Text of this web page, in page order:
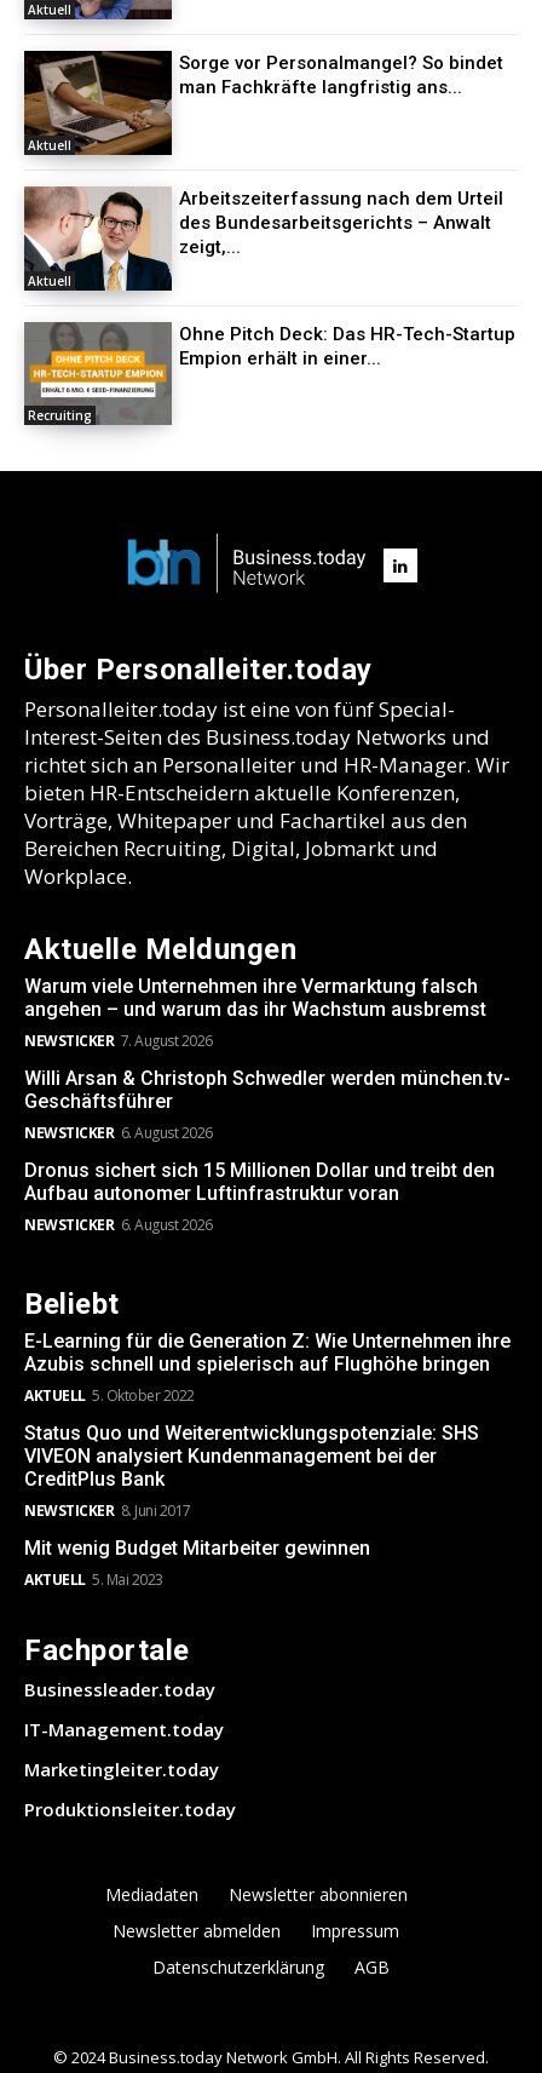
Aktuell
Aktuell
Sorge vor Personalmangel? So bindet
man Fachkräfte langfristig ans...
Aktuell
Arbeitszeiterfassung nach dem Urteil
des Bundesarbeitsgerichts – Anwalt
zeigt,...
Recruiting
Ohne Pitch Deck: Das HR-Tech-Startup
Empion erhält in einer...
Über Personalleiter.today
Personalleiter.today ist eine von fünf Special-
Interest-Seiten des Business.today Networks und
richtet sich an Personalleiter und HR-Manager. Wir
bieten HR-Entscheidern aktuelle Konferenzen,
Vorträge, Whitepaper und Fachartikel aus den
Bereichen Recruiting, Digital, Jobmarkt und
Workplace.
Aktuelle Meldungen
Warum viele Unternehmen ihre Vermarktung falsch
angehen – und warum das ihr Wachstum ausbremst
NEWSTICKER 7. August 2026
Willi Arsan & Christoph Schwedler werden münchen.tv-
Geschäftsführer
NEWSTICKER 6. August 2026
Dronus sichert sich 15 Millionen Dollar und treibt den
Aufbau autonomer Luftinfrastruktur voran
NEWSTICKER 6. August 2026
Beliebt
E-Learning für die Generation Z: Wie Unternehmen ihre
Azubis schnell und spielerisch auf Flughöhe bringen
AKTUELL 5. Oktober 2022
Status Quo und Weiterentwicklungspotenziale: SHS
VIVEON analysiert Kundenmanagement bei der
CreditPlus Bank
NEWSTICKER 8. Juni 2017
Mit wenig Budget Mitarbeiter gewinnen
AKTUELL 5. Mai 2023
Fachportale
Businessleader.today
IT-Management.today
Marketingleiter.today
Produktionsleiter.today
Mediadaten
Newsletter abonnieren
Newsletter abmelden
Impressum
Datenschutzerklärung
AGB
© 2024 Business.today Network GmbH. All Rights Reserved.